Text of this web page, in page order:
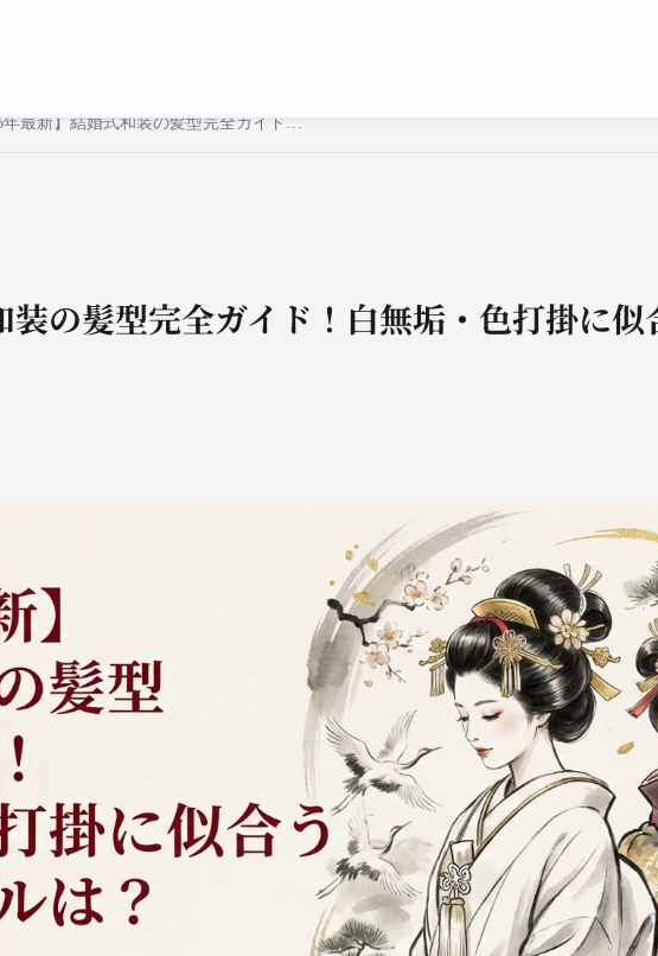
【2026年最新】結婚式和装の髪型完全ガイド！白無垢・色打掛に似合うヘアスタイルは？
装の髪型完全ガイド！白無垢・色打掛に似